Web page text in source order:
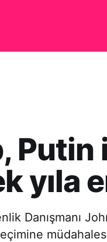
yıla
Danışmanı